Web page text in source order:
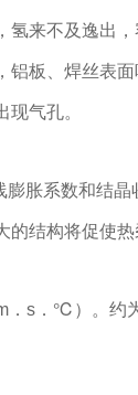
来不及逸出，
铝板、焊丝表
气孔。
胀系数和结
结构将促使热
．s．℃）。约